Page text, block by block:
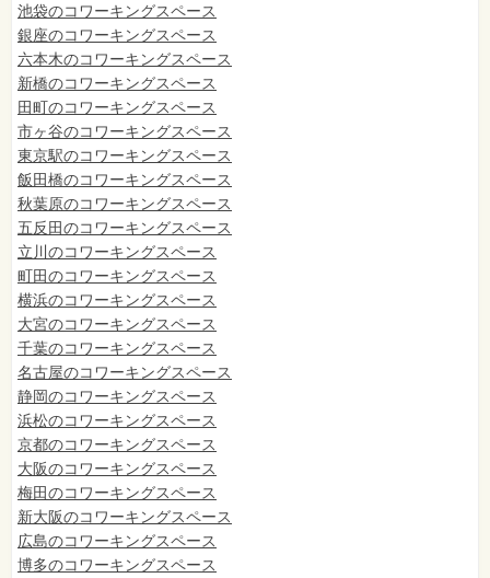
池袋のコワーキングスペース
銀座のコワーキングスペース
六本木のコワーキングスペース
新橋のコワーキングスペース
田町のコワーキングスペース
市ヶ谷のコワーキングスペース
東京駅のコワーキングスペース
飯田橋のコワーキングスペース
秋葉原のコワーキングスペース
五反田のコワーキングスペース
立川のコワーキングスペース
町田のコワーキングスペース
横浜のコワーキングスペース
大宮のコワーキングスペース
千葉のコワーキングスペース
名古屋のコワーキングスペース
静岡のコワーキングスペース
浜松のコワーキングスペース
京都のコワーキングスペース
大阪のコワーキングスペース
梅田のコワーキングスペース
新大阪のコワーキングスペース
広島のコワーキングスペース
博多のコワーキングスペース